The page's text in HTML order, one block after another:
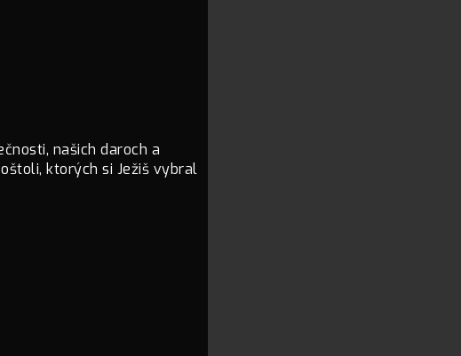
našich daroch a
ktorých si Ježiš vybral